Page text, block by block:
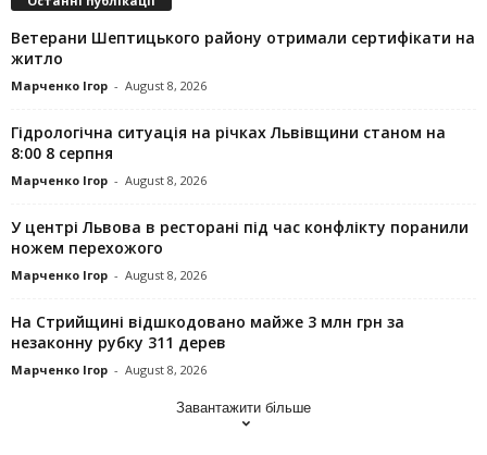
Ветерани Шептицького району отримали сертифікати на
житло
Марченко Ігор - August 8, 2026
Гідрологічна ситуація на річках Львівщини станом на
8:00 8 серпня
Марченко Ігор - August 8, 2026
У центрі Львова в ресторані під час конфлікту поранили
ножем перехожого
Марченко Ігор - August 8, 2026
На Стрийщині відшкодовано майже 3 млн грн за
незаконну рубку 311 дерев
Марченко Ігор - August 8, 2026
Завантажити більше